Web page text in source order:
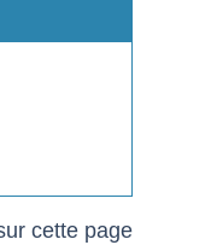
cette page